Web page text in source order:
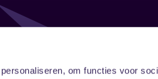
om functies voor
Onze